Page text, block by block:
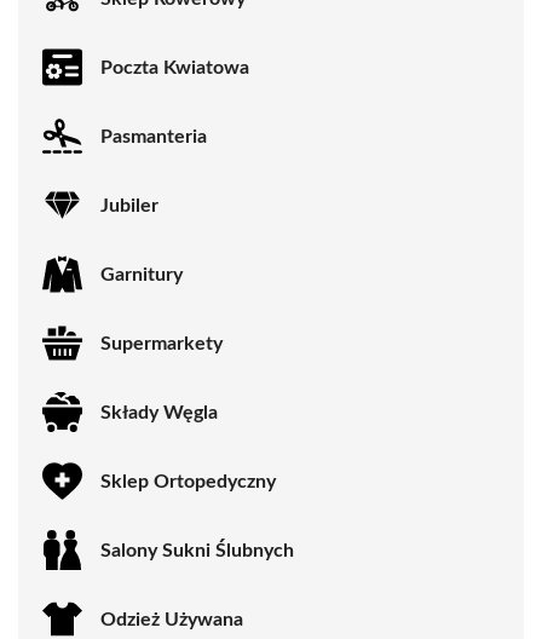
Poczta Kwiatowa
Pasmanteria
Jubiler
Garnitury
Supermarkety
Składy Węgla
Sklep Ortopedyczny
Salony Sukni Ślubnych
Odzież Używana